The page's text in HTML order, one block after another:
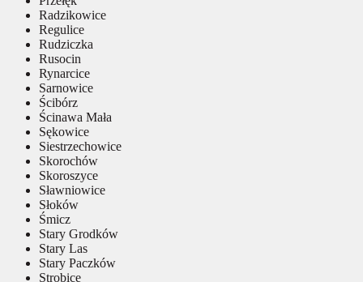
Radzikowice
Regulice
Rudziczka
Rusocin
Rynarcice
Sarnowice
Ścibórz
Ścinawa Mała
Sękowice
Siestrzechowice
Skorochów
Skoroszyce
Sławniowice
Słoków
Śmicz
Stary Grodków
Stary Las
Stary Paczków
Strobice